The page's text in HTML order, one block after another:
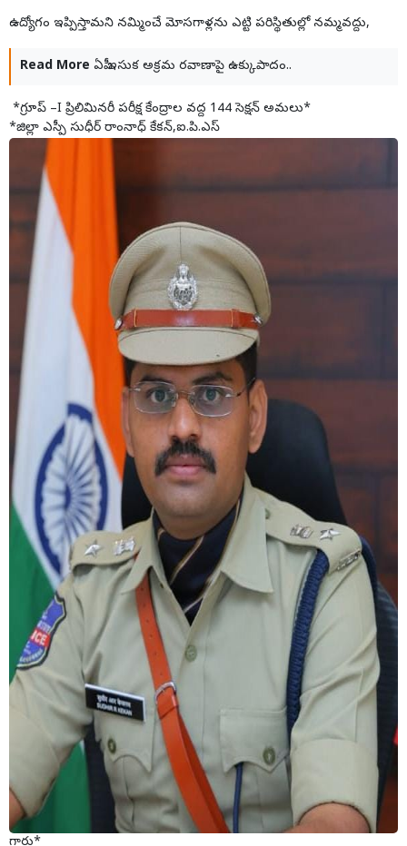
ఉద్యోగం ఇప్పిస్తామని నమ్మించే మోసగాళ్లను ఎట్టి పరిస్థితుల్లో నమ్మవద్దు,
Read More ఏపీ ఇసుక అక్రమ రవాణాపై ఉక్కుపాదం..
*గ్రూప్ –I ప్రిలిమినరీ పరీక్ష కేంద్రాల వద్ద 144 సెక్షన్ అమలు*
*జిల్లా ఎస్పీ సుధీర్ రాంనాధ్ కేకన్,ఐ.పి.ఎస్
గారు*